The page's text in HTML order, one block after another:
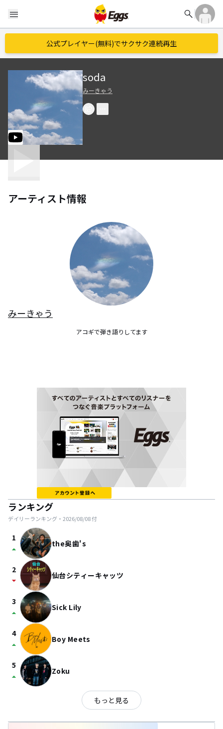
menu search
公式プレイヤー(無料)でサクサク連続再生
soda
みーきゃう
アーティスト情報
みーきゃう
アコギで弾き語りしてます
ランキング
デイリーランキング・ 2026/08/08付
1
arrow_drop_up the奥歯's
2
arrow_drop_down 仙台シティーキャッツ
3
arrow_drop_up Sick Lily
4
arrow_drop_up Boy Meets
5
arrow_drop_up Zoku
もっと見る